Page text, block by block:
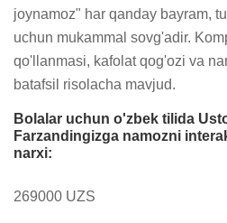
joynamoz" har qanday bayram,
uchun mukammal sovg'adir.
qo'llanmasi, kafolat qog'ozi va
batafsil risolacha mavjud.
Bolalar uchun o'zbek tilida
Farzandingizga namozni
narxi:
269000 UZS